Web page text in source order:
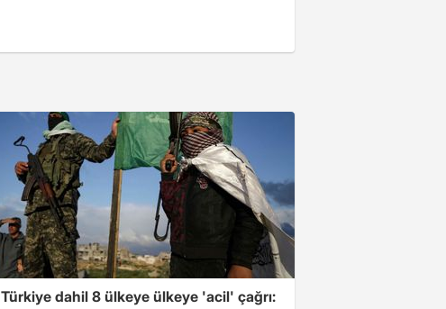
Türkiye dahil 8 ülkeye ülkeye 'acil' çağrı: